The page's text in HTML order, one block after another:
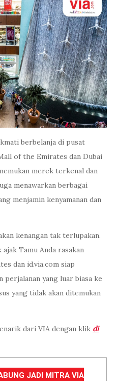
berbelanja di pusat
of the Emirates dan Dubai
merek terkenal dan
menawarkan berbagai
menjamin kenyamanan dan
kenangan tak terlupakan.
Tamu Anda rasakan
dan id.via.com siap
perjalanan yang luar biasa ke
yang tidak akan ditemukan
dari VIA dengan klik di
JADI MITRA VIA